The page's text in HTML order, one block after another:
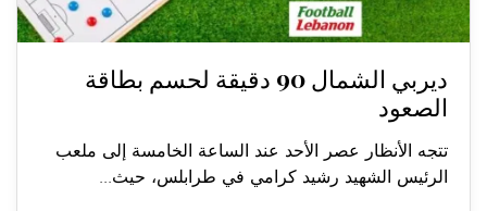
ديربي الشمال 90 دقيقة لحسم بطاقة
الصعود
تتجه الأنظار عصر الأحد عند الساعة الخامسة إلى ملعب
الرئيس الشهيد رشيد كرامي في طرابلس، حيث...